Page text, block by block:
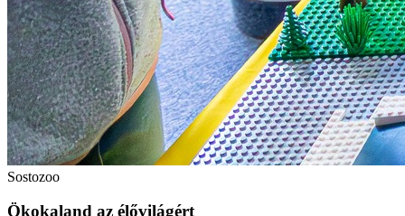
Sostozoo
Ökokaland az élővilágért